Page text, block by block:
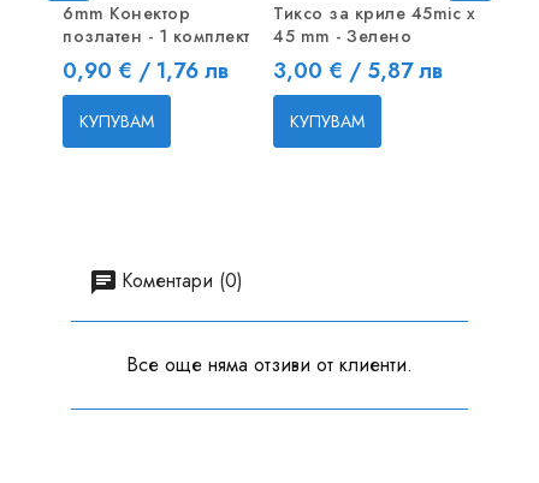
6mm Конектор
позлатен - 1 комплект
Цена
0,90 € / 1,76 лв
КУПУВАМ
Тиксо за криле 45mic x
45 mm - Зелено
Цена
3,00 € / 5,87 лв
КУПУВАМ
Коментари (0)
Все още няма отзиви от клиенти.